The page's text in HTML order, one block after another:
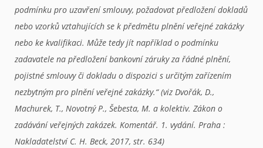
podmínku pro uzavření smlouvy, požadovat předložení dokladů
nebo vzorků vztahujících se k předmětu plnění veřejné zakázky
nebo ke kvalifikaci. Může tedy jít například o podmínku
zadavatele na předložení bankovní záruky za řádné plnění,
pojistné smlouvy či dokladu o dispozici s určitým zařízením
nezbytným pro plnění veřejné zakázky.“ (viz Dvořák, D.,
Machurek, T., Novotný P., Šebesta, M. a kolektiv. Zákon o
zadávání veřejných zakázek. Komentář. 1. vydání. Praha :
Nakladatelství C. H. Beck, 2017, str. 634)